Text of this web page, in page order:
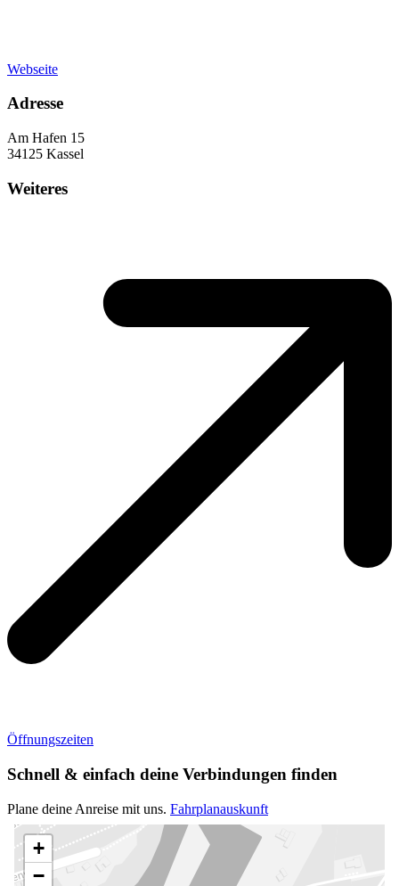
Webseite
Adresse
Am Hafen 15
34125 Kassel
Weiteres
Öffnungszeiten
Schnell & einfach deine Verbindungen finden
Plane deine Anreise mit uns. Fahrplanauskunft